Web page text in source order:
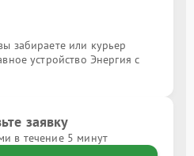
забираете или курьер
устройство Энергия с
заявку
в течение 5 минут